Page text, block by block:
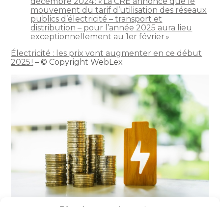
mouvement du tarif d’utilisation des réseaux
publics d’électricité – transport et
distribution – pour l’année 2025 aura lieu
exceptionnellement au 1er février »
Électricité : les prix vont augmenter en ce début
2025 ! – © Copyright WebLex